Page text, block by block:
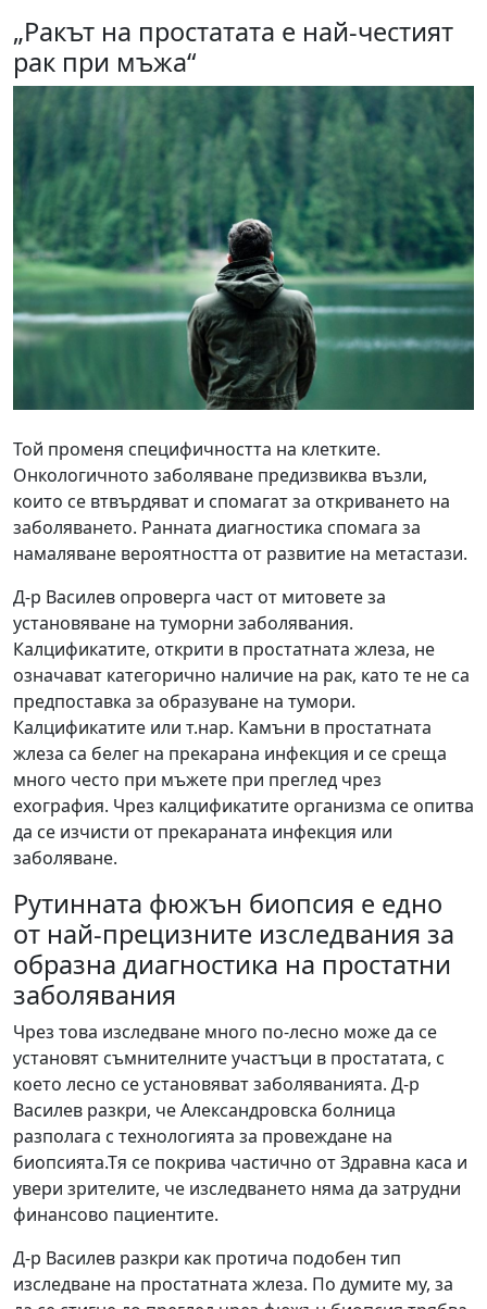
„Ракът на простатата е най-честият
рак при мъжа“
Той променя специфичността на клетките.
Онкологичното заболяване предизвиква възли,
които се втвърдяват и спомагат за откриването на
заболяването. Ранната диагностика спомага за
намаляване вероятността от развитие на метастази.
Д-р Василев опроверга част от митовете за
установяване на туморни заболявания.
Калцификатите, открити в простатната жлеза, не
означават категорично наличие на рак, като те не са
предпоставка за образуване на тумори.
Калцификатите или т.нар. Камъни в простатната
жлеза са белег на прекарана инфекция и се среща
много често при мъжете при преглед чрез
ехография. Чрез калцификатите организма се опитва
да се изчисти от прекараната инфекция или
заболяване.
Рутинната фюжън биопсия е едно
от най-прецизните изследвания за
образна диагностика на простатни
заболявания
Чрез това изследване много по-лесно може да се
установят съмнителните участъци в простатата, с
което лесно се установяват заболяванията. Д-р
Василев разкри, че Александровска болница
разполага с технологията за провеждане на
биопсията.Тя се покрива частично от Здравна каса и
увери зрителите, че изследването няма да затрудни
финансово пациентите.
Д-р Василев разкри как протича подобен тип
изследване на простатната жлеза. По думите му, за